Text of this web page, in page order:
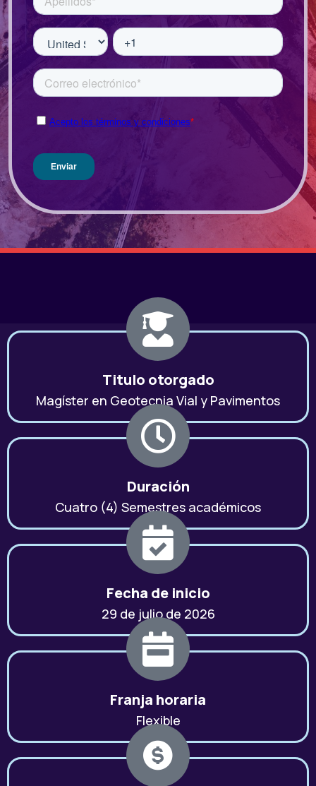
Titulo otorgado
Magíster en Geotecnia Vial y Pavimentos
Duración
Cuatro (4) Semestres académicos
Fecha de inicio
29 de julio de 2026
Franja horaria
Flexible